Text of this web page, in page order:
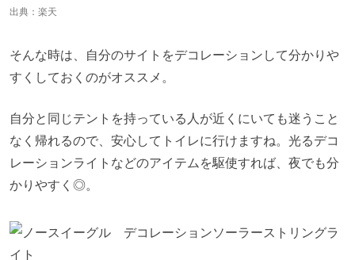
出典： 楽天
そんな時は、自分のサイトをデコレーションして分かりや
すくしておくのがオススメ。
自分と同じテントを持っている人が近くにいても迷うこと
なく帰れるので、安心してトイレに行けますね。光るデコ
レーションライトなどのアイテムを駆使すれば、夜でも分
かりやすく◎。